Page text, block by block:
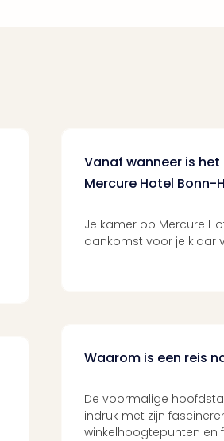
Vanaf wanneer is
Mercure Hotel Bonn-
Je kamer op Mercure
aankomst voor je klaar
Waarom is een reis
De voormalige
indruk met zijn
winkelhoogtepunten en